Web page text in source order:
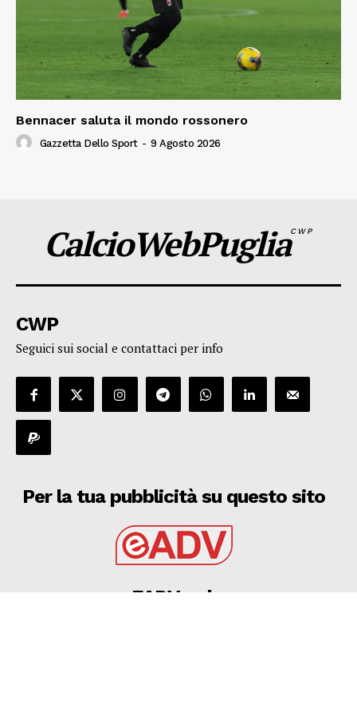
Bennacer saluta il mondo rossonero
Gazzetta Dello Sport - 9 Agosto 2026
CalcioWebPugliaCWP
CWP
Seguici sui social e contattaci per info
Per la tua pubblicità su questo sito
EADV s.r.l.